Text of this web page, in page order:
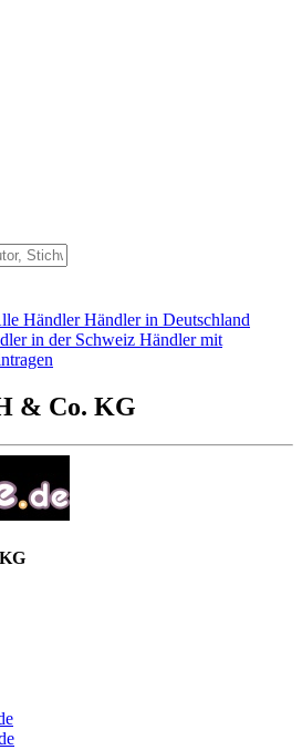
HändlerHändler in Deutschland
in der Schweiz Händler mit
& Co. KG